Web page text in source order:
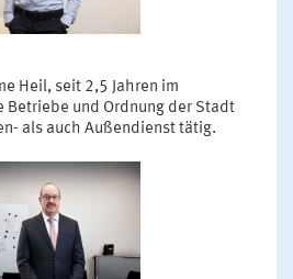
Heil, seit 2,5 Jahren im
Betriebe und Ordnung der Stadt
als auch Außendienst tätig.